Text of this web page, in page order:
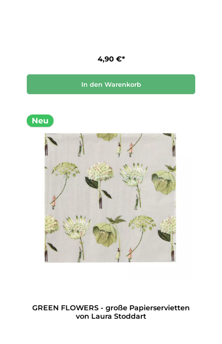
4,90 €*
In den Warenkorb
Neu
GREEN FLOWERS - große Papierservietten
von Laura Stoddart